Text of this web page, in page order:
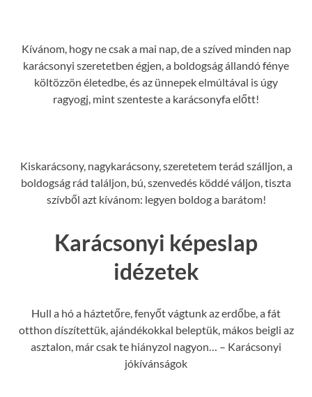
Kívánom, hogy ne csak a mai nap, de a szíved minden nap
karácsonyi szeretetben égjen, a boldogság állandó fénye
költözzön életedbe, és az ünnepek elmúltával is úgy
ragyogj, mint szenteste a karácsonyfa előtt!
Kiskarácsony, nagykarácsony, szeretetem terád szálljon, a
boldogság rád találjon, bú, szenvedés köddé váljon, tiszta
szívből azt kívánom: legyen boldog a barátom!
Karácsonyi képeslap
idézetek
Hull a hó a háztetőre, fenyőt vágtunk az erdőbe, a fát
otthon díszítettük, ajándékokkal beleptük, mákos beigli az
asztalon, már csak te hiányzol nagyon… – Karácsonyi
jókívánságok